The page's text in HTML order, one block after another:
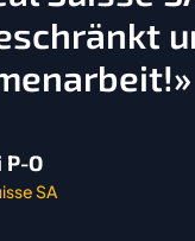
P-O
SA